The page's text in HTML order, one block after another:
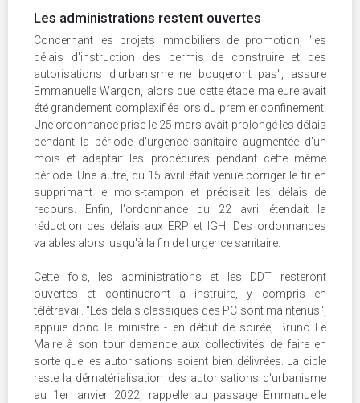
Les administrations restent ouvertes
Concernant les projets immobiliers de promotion, "les
délais d'instruction des permis de construire et des
autorisations d'urbanisme ne bougeront pas", assure
Emmanuelle Wargon, alors que cette étape majeure avait
été grandement complexifiée lors du premier confinement.
Une ordonnance prise le 25 mars avait prolongé les délais
pendant la période d'urgence sanitaire augmentée d'un
mois et adaptait les procédures pendant cette même
période. Une autre, du 15 avril était venue corriger le tir en
supprimant le mois-tampon et précisait les délais de
recours. Enfin, l'ordonnance du 22 avril étendait la
réduction des délais aux ERP et IGH. Des ordonnances
valables alors jusqu'à la fin de l'urgence sanitaire.
Cette fois, les administrations et les DDT resteront
ouvertes et continueront à instruire, y compris en
télétravail. "Les délais classiques des PC sont maintenus",
appuie donc la ministre - en début de soirée, Bruno Le
Maire à son tour demande aux collectivités de faire en
sorte que les autorisations soient bien délivrées. La cible
reste la dématérialisation des autorisations d'urbanisme
au 1er janvier 2022, rappelle au passage Emmanuelle